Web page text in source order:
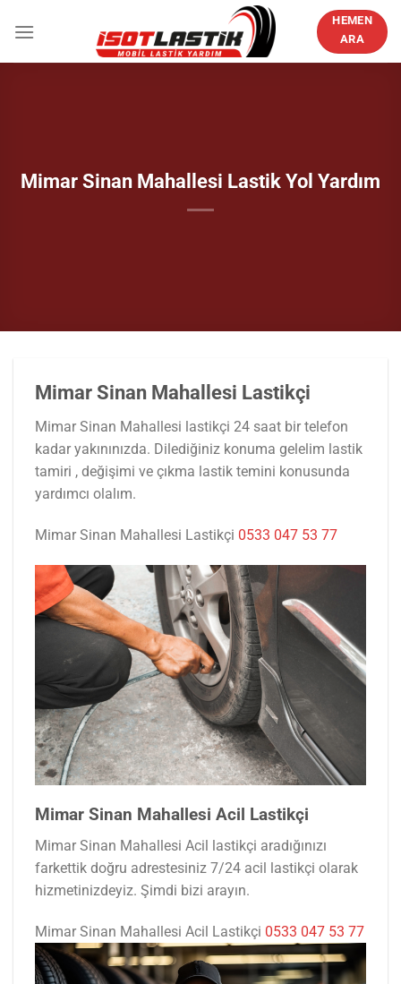
atla
HEMEN
ARA
Mimar Sinan Mahallesi Lastik Yol Yardım
Mimar Sinan Mahallesi Lastikçi
Mimar Sinan Mahallesi lastikçi 24 saat bir telefon
kadar yakınınızda. Dilediğiniz konuma gelelim lastik
tamiri , değişimi ve çıkma lastik temini konusunda
yardımcı olalım.
Mimar Sinan Mahallesi Lastikçi 0533 047 53 77
Mimar Sinan Mahallesi Acil Lastikçi
Mimar Sinan Mahallesi Acil lastikçi aradığınızı
farkettik doğru adrestesiniz 7/24 acil lastikçi olarak
hizmetinizdeyiz. Şimdi bizi arayın.
Mimar Sinan Mahallesi Acil Lastikçi 0533 047 53 77